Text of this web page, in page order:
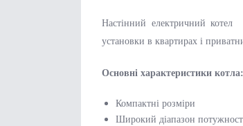
Настінний електричний котел
установки в квартирах і
Основні характеристики котла:
Компактні розміри
Широкий діапазон